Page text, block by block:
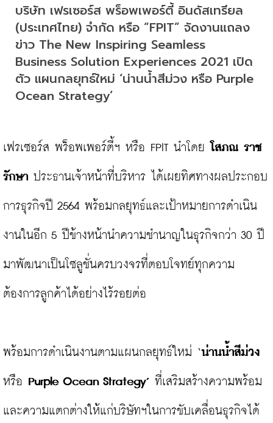
บริษัท เฟรเซอร์ส พร็อพเพอร์ตี้ อินดัสเทรียล
(ประเทศไทย) จำกัด หรือ “FPIT” จัดงานแถลง
ข่าว The New Inspiring Seamless
Business Solution Experiences 2021 เปิด
ตัว แผนกลยุทธ์ใหม่ ‘น่านน้ำสีม่วง หรือ Purple
Ocean Strategy’
เฟรเซอร์ส พร็อพเพอร์ตี้ฯ หรือ FPIT นำโดย โสภณ ราช
รักษา ประธานเจ้าหน้าที่บริหาร ได้เผยทิศทางผลประกอบ
การธุรกิจปี 2564 พร้อมกลยุทธ์และเป้าหมายการดำเนิน
งานในอีก 5 ปีข้างหน้านำความชำนาญในธุรกิจกว่า 30 ปี
มาพัฒนาเป็นโซลูชั่นครบวงจรที่ตอบโจทย์ทุกความ
ต้องการลูกค้าได้อย่างไร้รอยต่อ
พร้อมการดำเนินงานตามแผนกลยุทธ์ใหม่ ‘
หรือ Purple Ocean Strategy’ ที่เสริมสร้างความพร้อม
และความแตกต่างให้แก่บริษัทฯในการขับเคลื่อนธุรกิจได้